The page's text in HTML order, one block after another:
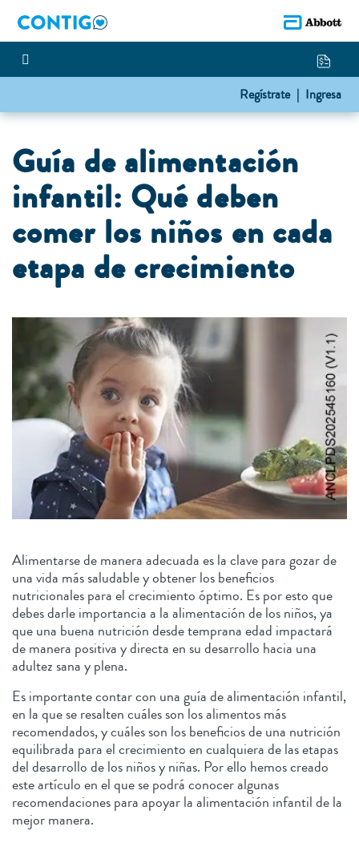
Regístrate | Ingresa
Guía de alimentación
infantil: Qué deben
comer los niños en cada
etapa de crecimiento
Alimentarse de manera adecuada es la clave para gozar de
una vida más saludable y obtener los beneficios
nutricionales para el crecimiento óptimo. Es por esto que
debes darle importancia a la alimentación de los niños, ya
que una buena nutrición desde temprana edad impactará
de manera positiva y directa en su desarrollo hacia una
adultez sana y plena.
Es importante contar con una guía de alimentación infantil,
en la que se resalten cuáles son los alimentos más
recomendados, y cuáles son los beneficios de una nutrición
equilibrada para el crecimiento en cualquiera de las etapas
del desarrollo de los niños y niñas. Por ello hemos creado
este artículo en el que se podrá conocer algunas
recomendaciones para apoyar la alimentación infantil de la
mejor manera.